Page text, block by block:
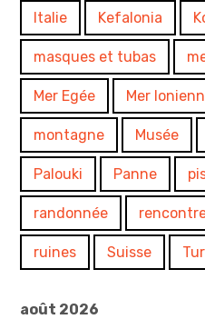
Italie Kefalonia
masques et tubas
Mer Egée Mer
montagne Musée
Palouki Panne
randonnée
ruines Suisse
août 2026